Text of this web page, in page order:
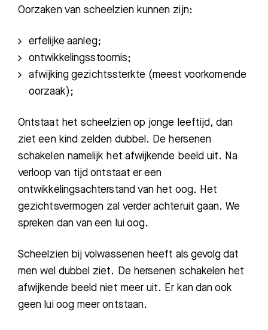
Oorzaken van scheelzien kunnen zijn:
erfelijke aanleg;
ontwikkelingsstoornis;
afwijking gezichtssterkte (meest voorkomende
oorzaak);
Ontstaat het scheelzien op jonge leeftijd, dan
ziet een kind zelden dubbel. De hersenen
schakelen namelijk het afwijkende beeld uit. Na
verloop van tijd ontstaat er een
ontwikkelingsachterstand van het oog. Het
gezichtsvermogen zal verder achteruit gaan. We
spreken dan van een lui oog.
Scheelzien bij volwassenen heeft als gevolg dat
men wel dubbel ziet. De hersenen schakelen het
afwijkende beeld niet meer uit. Er kan dan ook
geen lui oog meer ontstaan.